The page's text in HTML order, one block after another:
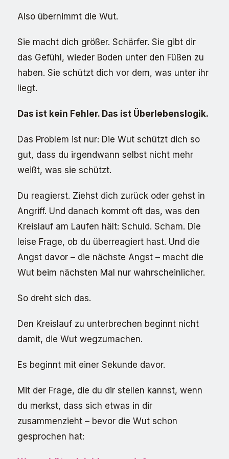
Also übernimmt die Wut.
Sie macht dich größer. Schärfer. Sie gibt dir
das Gefühl, wieder Boden unter den Füßen zu
haben. Sie schützt dich vor dem, was unter ihr
liegt.
Das ist kein Fehler. Das ist Überlebenslogik.
Das Problem ist nur: Die Wut schützt dich so
gut, dass du irgendwann selbst nicht mehr
weißt, was sie schützt.
Du reagierst. Ziehst dich zurück oder gehst in
Angriff. Und danach kommt oft das, was den
Kreislauf am Laufen hält: Schuld. Scham. Die
leise Frage, ob du überreagiert hast. Und die
Angst davor – die nächste Angst – macht die
Wut beim nächsten Mal nur wahrscheinlicher.
So dreht sich das.
Den Kreislauf zu unterbrechen beginnt nicht
damit, die Wut wegzumachen.
Es beginnt mit einer Sekunde davor.
Mit der Frage, die du dir stellen kannst, wenn
du merkst, dass sich etwas in dir
zusammenzieht – bevor die Wut schon
gesprochen hat: